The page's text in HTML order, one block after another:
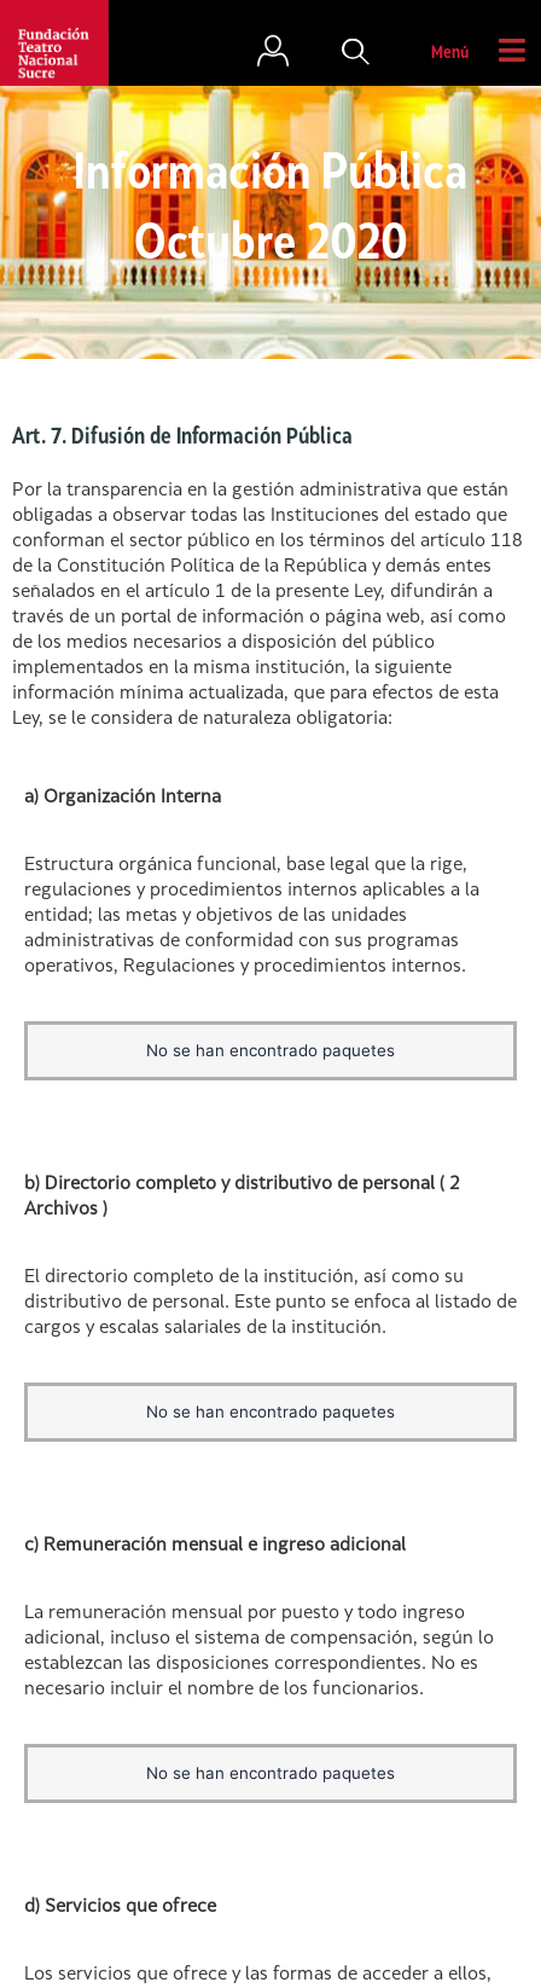
Menú
Información Pública
Octubre 2020
Art. 7. Difusión de Información Pública
Por la transparencia en la gestión administrativa que están
obligadas a observar todas las Instituciones del estado que
conforman el sector público en los términos del artículo 118
de la Constitución Política de la República y demás entes
señalados en el artículo 1 de la presente Ley, difundirán a
través de un portal de información o página web, así como
de los medios necesarios a disposición del público
implementados en la misma institución, la siguiente
información mínima actualizada, que para efectos de esta
Ley, se le considera de naturaleza obligatoria:
a) Organización Interna
Estructura orgánica funcional, base legal que la rige,
regulaciones y procedimientos internos aplicables a la
entidad; las metas y objetivos de las unidades
administrativas de conformidad con sus programas
operativos, Regulaciones y procedimientos internos.
No se han encontrado paquetes
b) Directorio completo y distributivo de personal ( 2
Archivos )
El directorio completo de la institución, así como su
distributivo de personal. Este punto se enfoca al listado de
cargos y escalas salariales de la institución.
No se han encontrado paquetes
c) Remuneración mensual e ingreso adicional
La remuneración mensual por puesto y todo ingreso
adicional, incluso el sistema de compensación, según lo
establezcan las disposiciones correspondientes. No es
necesario incluir el nombre de los funcionarios.
No se han encontrado paquetes
d) Servicios que ofrece
Los servicios que ofrece y las formas de acceder a ellos,